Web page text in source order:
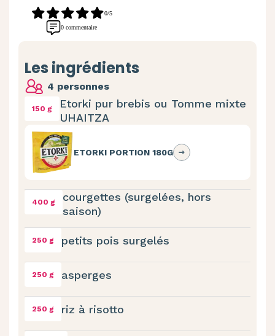
0/5
0 commentaire
Les ingrédients
4 personnes
150 g
Etorki pur brebis ou Tomme mixte
UHAITZA
ETORKI PORTION 180G
400 g
courgettes (surgelées, hors
saison)
250 g petits pois surgelés
250 g asperges
250 g riz à risotto